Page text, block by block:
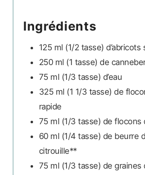
Ingrédients
125 ml (1/2 tasse) d’abricots
250 ml (1 tasse) de
75 ml (1/3 tasse) d’eau
325 ml (1 1/3 tasse) de
rapide
75 ml (1/3 tasse) de flocons
60 ml (1/4 tasse) de beurre
citrouille**
75 ml (1/3 tasse) de graines